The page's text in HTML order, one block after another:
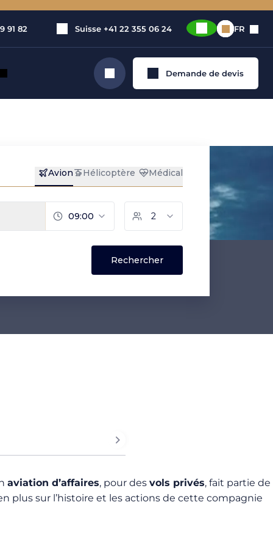
91 82 Suisse +41 22 355 06 24 FR
Rechercher Demande de devis
aviation d’affaires, pour des vols privés, fait partie de
plus sur l’histoire et les actions de cette compagnie